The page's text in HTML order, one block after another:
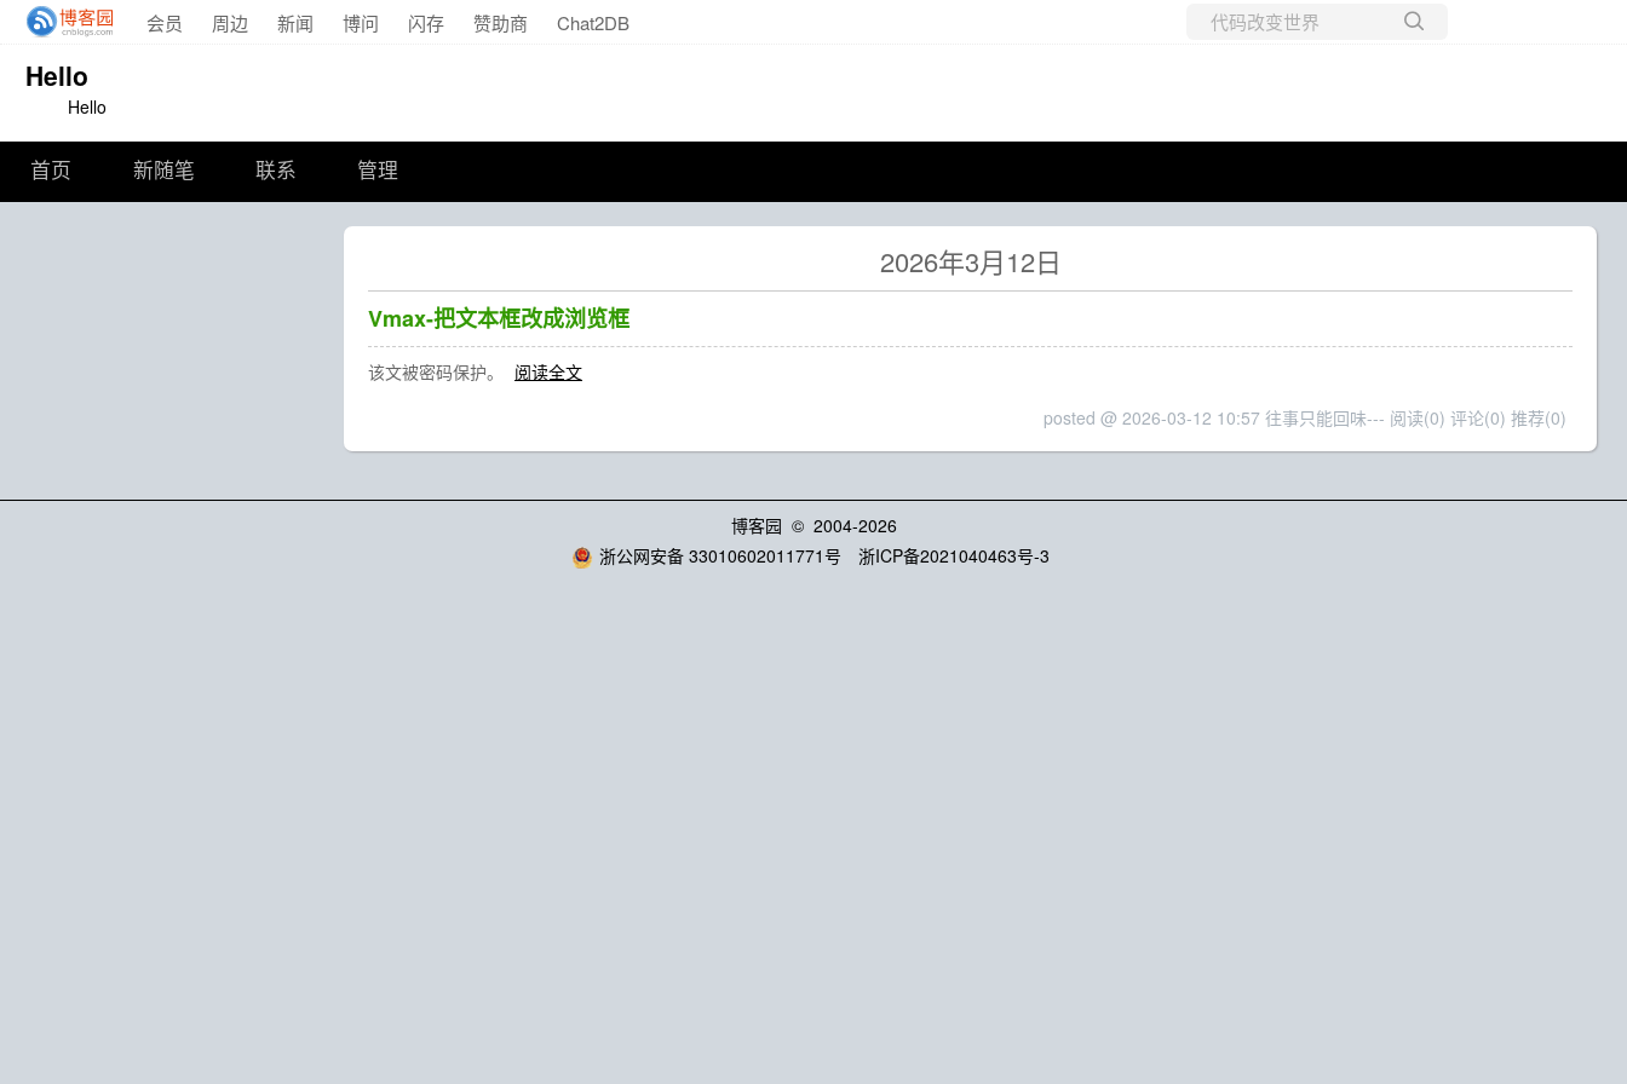
会员 周边 新闻 博问 闪存 赞助商 Chat2DB
Hello
Hello
首页 新随笔 联系 管理
2026年3月12日
Vmax-把文本框改成浏览框
该文被密码保护。
阅读全文
posted @ 2026-03-12 10:57 往事只能回味--- 阅读(0) 评论(0) 推荐(0)
博客园 © 2004-2026
浙公网安备 33010602011771号
浙ICP备2021040463号-3